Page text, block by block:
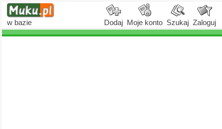
w bazie Dodaj Moje konto Szukaj Zaloguj